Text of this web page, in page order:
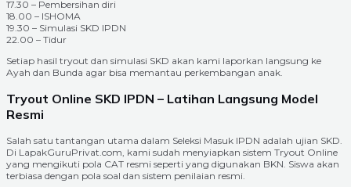
17.30 – Pembersihan diri
18.00 – ISHOMA
19.30 – Simulasi SKD IPDN
22.00 – Tidur
Setiap hasil tryout dan simulasi SKD akan kami laporkan langsung ke
Ayah dan Bunda agar bisa memantau perkembangan anak.
Tryout Online SKD IPDN – Latihan Langsung Model
Resmi
Salah satu tantangan utama dalam Seleksi Masuk IPDN adalah ujian SKD.
Di LapakGuruPrivat.com, kami sudah menyiapkan sistem Tryout Online
yang mengikuti pola CAT resmi seperti yang digunakan BKN. Siswa akan
terbiasa dengan pola soal dan sistem penilaian resmi.